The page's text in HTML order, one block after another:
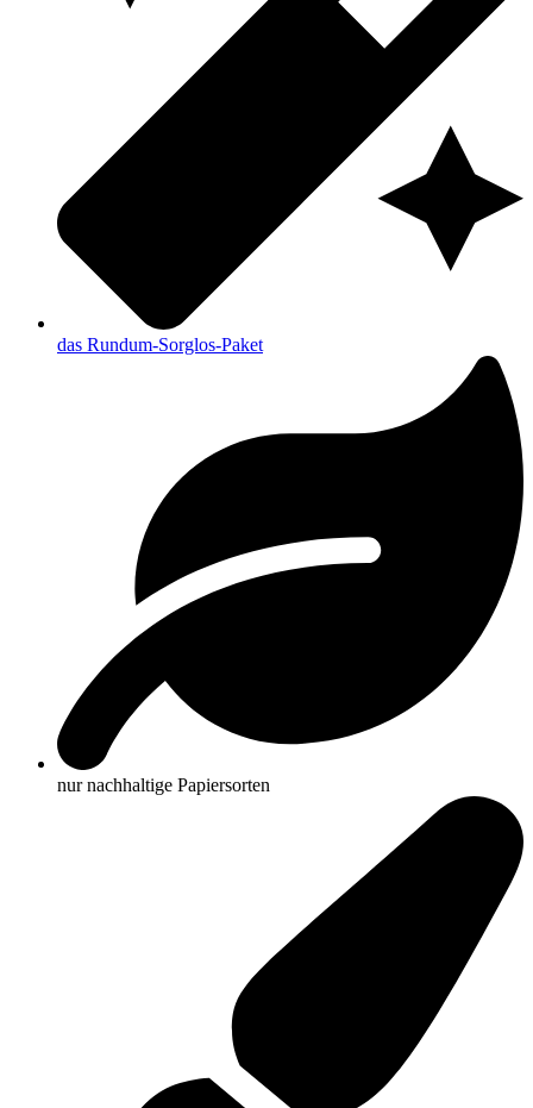
das Rundum-Sorglos-Paket
nur nachhaltige Papiersorten